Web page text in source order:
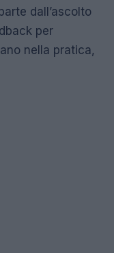
dall’ascolto
per
nella pratica,